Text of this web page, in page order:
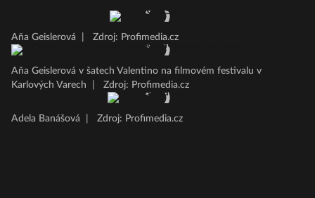
Aňa Geislerová Zdroj: Profimedia.cz
Aňa Geislerová v šatech Valentino na filmovém festivalu v
Karlových Varech
Zdroj: Profimedia.cz
Adela Banášová Zdroj: Profimedia.cz